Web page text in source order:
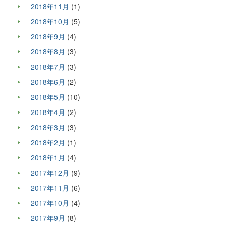
2018年11月 (1)
2018年10月 (5)
2018年9月 (4)
2018年8月 (3)
2018年7月 (3)
2018年6月 (2)
2018年5月 (10)
2018年4月 (2)
2018年3月 (3)
2018年2月 (1)
2018年1月 (4)
2017年12月 (9)
2017年11月 (6)
2017年10月 (4)
2017年9月 (8)